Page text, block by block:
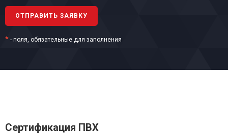
* - поля, обязательные для заполнения
Сертификация ПВХ